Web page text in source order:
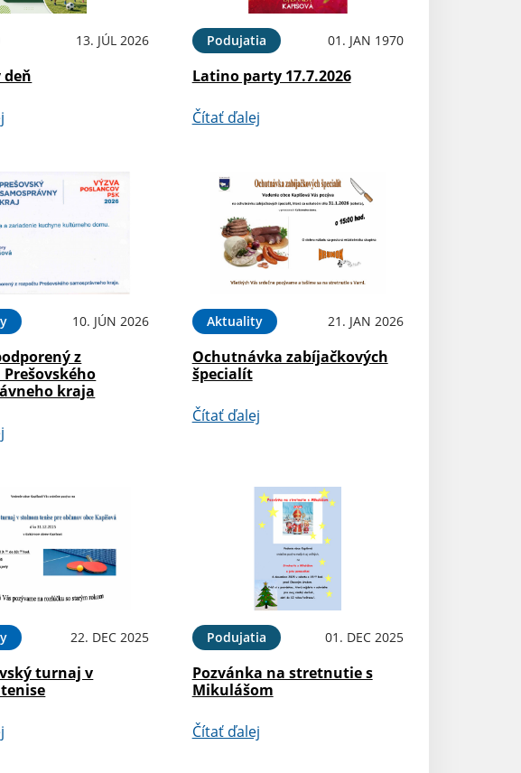
13. JÚL 2026
deň
Podujatia 01. JAN 1970
Latino party 17.7.2026
Čítať ďalej
10. JÚN 2026
z
kraja
Aktuality 21. JAN 2026
Ochutnávka zabíjačkových
špecialít
Čítať ďalej
22. DEC 2025
turnaj v
Podujatia 01. DEC 2025
Pozvánka na stretnutie s
Mikulášom
Čítať ďalej